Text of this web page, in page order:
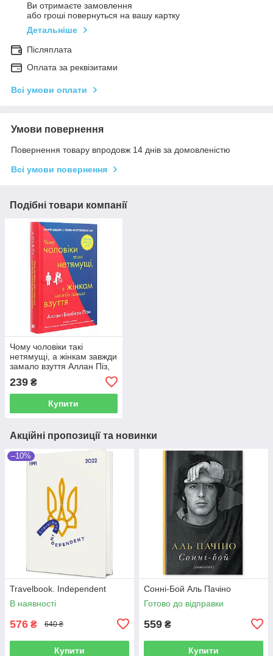
Ви отримаєте замовлення
або гроші повернуться на вашу картку
Детальніше
Післяплата
Оплата за реквізитами
Всі умови оплати
Умови повернення
Повернення товару впродовж 14 днів за домовленістю
Всі умови повернення
Подібні товари компанії
Чому чоловіки такі
нетямущі, а жінкам завжди
замало взуття Аллан Піз,
239 ₴
Купити
Акційні пропозиції та новинки
–10%
Travelbook. Independent
В наявності
576 ₴ 640 ₴
Купити
Сонні-Бой Аль Пачіно
Готово до відправки
559 ₴
Купити